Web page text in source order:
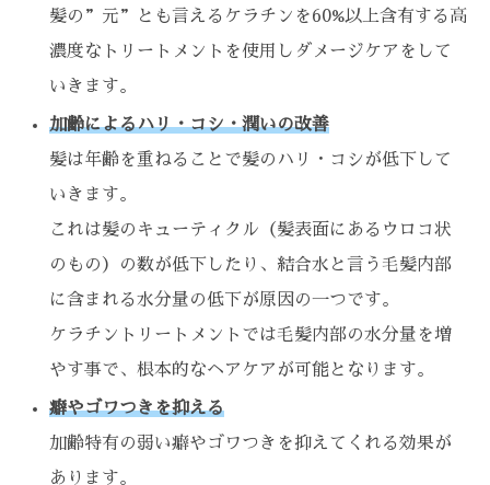
髪の”元”とも言えるケラチンを60%以上含有する高
濃度なトリートメントを使用しダメージケアをして
いきます。
加齢によるハリ・コシ・潤いの改善
髪は年齢を重ねることで髪のハリ・コシが低下して
いきます。
これは髪のキューティクル（髪表面にあるウロコ状
のもの）の数が低下したり、結合水と言う毛髪内部
に含まれる水分量の低下が原因の一つです。
ケラチントリートメントでは毛髪内部の水分量を増
やす事で、根本的なヘアケアが可能となります。
癖やゴワつきを抑える
加齢特有の弱い癖やゴワつきを抑えてくれる効果が
あります。